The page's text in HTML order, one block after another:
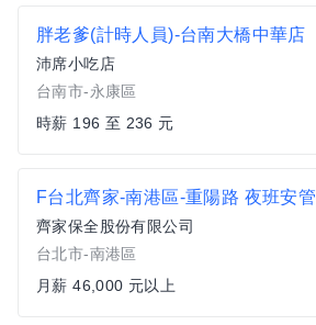
胖老爹(計時人員)-台南大橋中華店
沛席小吃店
台南市-永康區
時薪 196 至 236 元
F台北齊家-南港區-重陽路 夜班安管
齊家保全股份有限公司
台北市-南港區
月薪 46,000 元以上